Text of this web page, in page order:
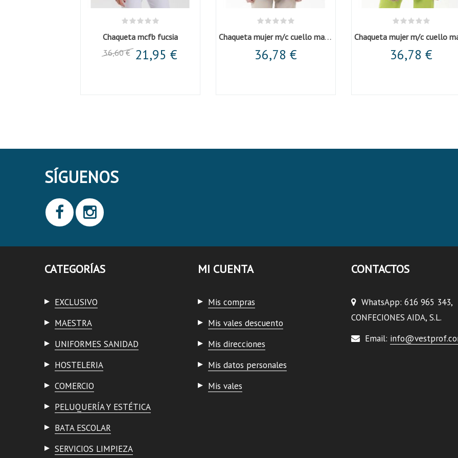
Chaqueta mcfb fucsia
36,60 € 21,95 €
Chaqueta mujer m/c cuello mao beige
36,78 € 36,78 €
SÍGUENOS
CATEGORÍAS
EXCLUSIVO
MAESTRA
UNIFORMES SANIDAD
HOSTELERIA
COMERCIO
PELUQUERÍA Y ESTÉTICA
BATA ESCOLAR
SERVICIOS LIMPIEZA
MI CUENTA
Mis compras
Mis vales descuento
Mis direcciones
Mis datos personales
Mis vales
CONTACTOS
WhatsApp: 616 965 343,
CONFECIONES AIDA, S.L.
Email: